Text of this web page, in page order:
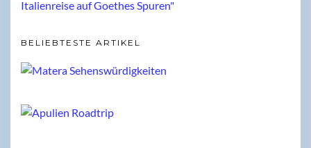
BELIEBTESTE ARTIKEL